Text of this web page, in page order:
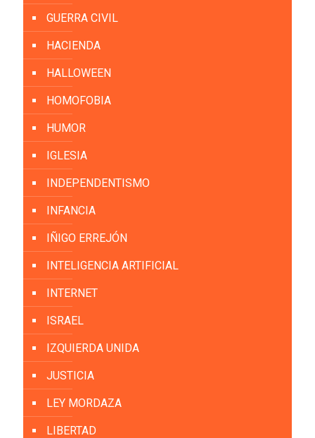
GUERRA CIVIL
HACIENDA
HALLOWEEN
HOMOFOBIA
HUMOR
IGLESIA
INDEPENDENTISMO
INFANCIA
IÑIGO ERREJÓN
INTELIGENCIA ARTIFICIAL
INTERNET
ISRAEL
IZQUIERDA UNIDA
JUSTICIA
LEY MORDAZA
LIBERTAD